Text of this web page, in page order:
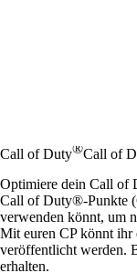
Call of Duty®Call of
Optimiere dein Call
Call of Duty®-Punkte
verwenden könnt, um
Mit euren CP könnt ihr
veröffentlicht werden.
erhalten.